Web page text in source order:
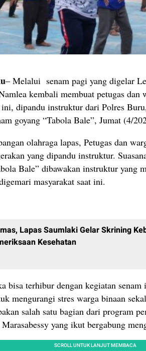
– Melalui senam pagi yang digelar
kembali membuat petugas dan
dipandu instruktur dari Polres
goyang “Tabola Bale”, Jumat (4/
olahraga lapas, Petugas dan
yang dipandu instruktur.
Bale” dibawakan instruktur yang
masyarakat saat ini.
Lapas Saumlaki Gelar Skrining
Kesehatan
bisa terhibur dengan kegiatan
mengurangi stres warga binaan
salah satu bagian dari program
yang ikut bergabung